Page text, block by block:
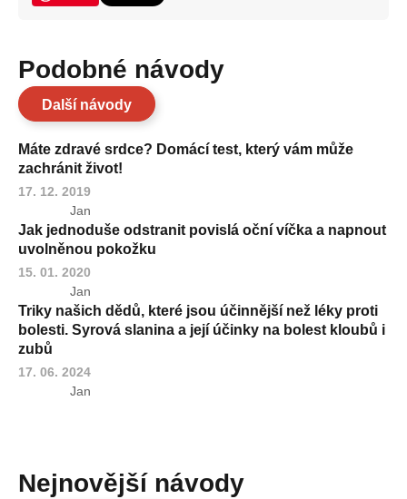
Podobné návody
Další návody
Máte zdravé srdce? Domácí test, který vám může
zachránit život!
17. 12. 2019
Jan
Jak jednoduše odstranit povislá oční víčka a napnout
uvolněnou pokožku
15. 01. 2020
Jan
Triky našich dědů, které jsou účinnější než léky proti
bolesti. Syrová slanina a její účinky na bolest kloubů i
zubů
17. 06. 2024
Jan
Nejnovější návody